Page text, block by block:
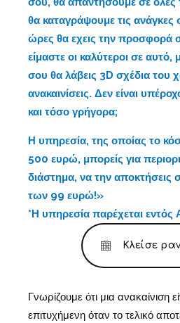
θα καταγράψουμε τις ανάγκες
ώρες θα εχεις την προσφορά
είμαστε οι καλύτεροι σε
σου θα λάβεις 3D σχέδια του
ανακαινίσεις. Δεν είναι
και τόσο γρήγορα;
Η υπηρεσία, της οποίας το
500 ευρώ, μπορείς για
διάστημα, να την αποκτήσεις
των 99 ευρώ!»
*Η υπηρεσία παρέχεται εντός
Κλείσε
Γνωρίζουμε ότι μια ανακαίνιση
επιτυχήμενη όταν το τελικό